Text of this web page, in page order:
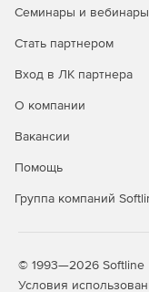
Одна лицензия
серверов и
испанском,
Семинары и вебинары
Стать партнером
Вход в ЛК партнера
О компании
Вакансии
Помощь
Группа компаний
© 1993—2026 Softline
Условия